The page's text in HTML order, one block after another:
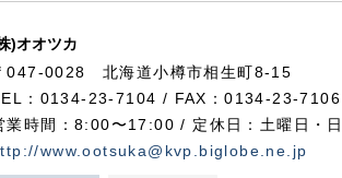
)オオツカ
047-0028 北海道小樽市相生町8-15
：0134-23-7104 / FAX：0134-23-
業時間：8:00〜17:00 / 定休日：土曜日・
www.ootsuka@kvp.biglobe.ne.jp